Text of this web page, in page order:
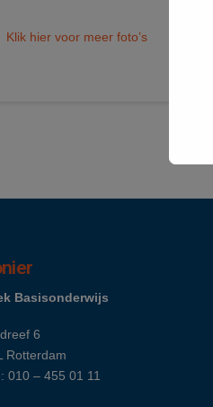
Klik hier voor meer foto’s
Basisonderwijs
6
Rotterdam
010 – 455 01 11